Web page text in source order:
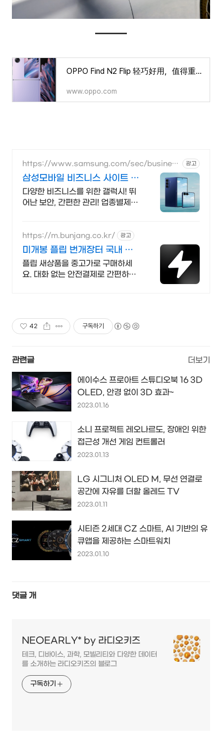
OPPO Find N2 Flip 轻巧好用，值得重用 | OPPO 官方网站
www.oppo.com
https://www.samsung.com/sec/busines
s/
광고
삼성모바일 비즈니스 사이트 본
사 공식 운영 견적문의
다양한 비즈니스를 위한 갤럭시! 뛰
어난 보안, 간편한 관리! 업종별제안
https://m.bunjang.co.kr/ 광고
미개봉 플립 번개장터 국내 최
대 브랜드 중고거래
플립 새상품을 중고가로 구매하세
요. 대화 없는 안전결제로 간편하게!
42 구독하기
관련글 더보기
에이수스 프로아트 스튜디오북 16 3D
OLED, 안경 없이 3D 효과~
2023.01.16
소니 프로젝트 레오나르도, 장애인 위한
접근성 개선 게임 컨트롤러
2023.01.13
LG 시그니처 OLED M, 무선 연결로
공간에 자유를 더할 올레드 TV
2023.01.11
시티즌 2세대 CZ 스마트, AI 기반의 유
큐앱을 제공하는 스마트워치
2023.01.10
댓글 개
NEOEARLY* by 라디오키즈
테크, 디바이스, 과학, 모빌리티와 다양한 데이터
를 소개하는 라디오키즈의 블로그
구독하기